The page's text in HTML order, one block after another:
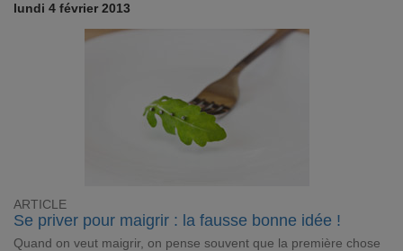
lundi 4 février 2013
ARTICLE
Se priver pour maigrir : la fausse bonne idée !
Quand on veut maigrir, on pense souvent que la première chose